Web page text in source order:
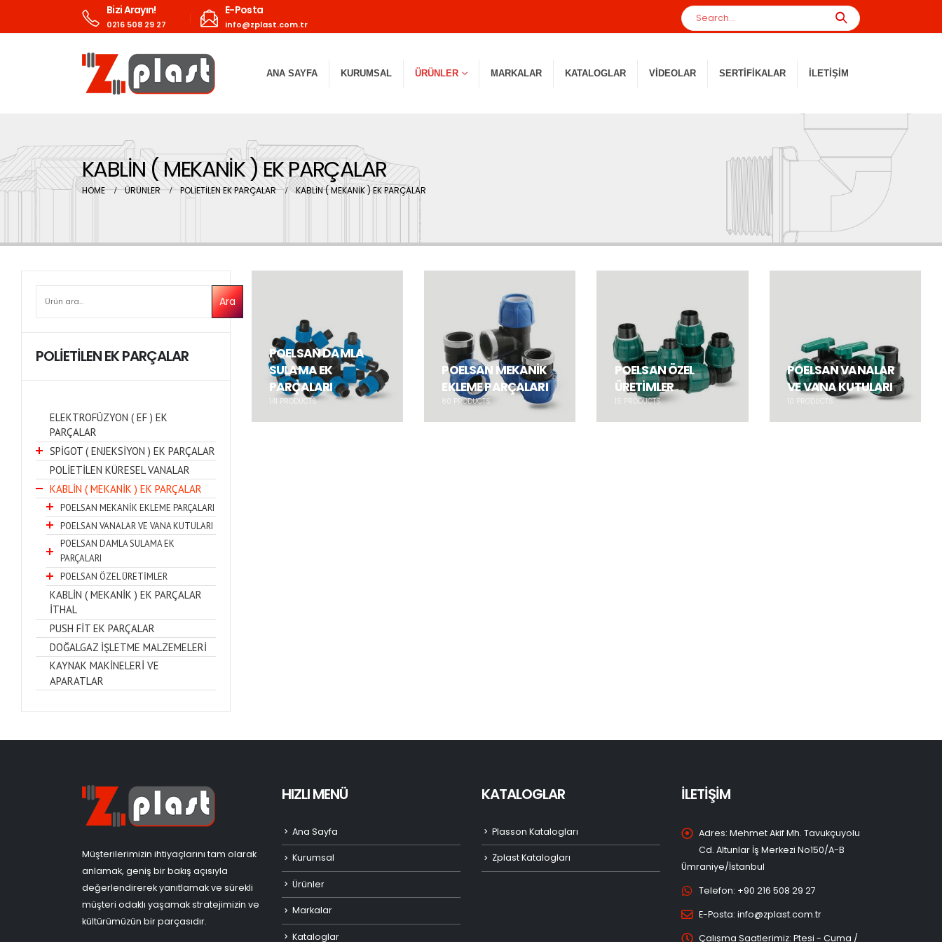
Bizi Arayın!
0216 508 29 27
E-Posta
info@zplast.com.tr
ANA SAYFA KURUMSAL ÜRÜNLER MARKALAR KATALOGLAR VIDEOLAR SERTIFIKALAR İLETIŞIM
KABLİN ( MEKANİK ) EK PARÇALAR
HOME ÜRÜNLER POLİETİLEN EK PARÇALAR KABLİN ( MEKANİK ) EK PARÇALAR
POELSAN DAMLA
SULAMA EK
PARÇALARI
141 PRODUCTS
POELSAN MEKANİK
EKLEME PARÇALARI
80 PRODUCTS
POELSAN ÖZEL
ÜRETİMLER
15 PRODUCTS
POELSAN VANALAR
VE VANA KUTULARI
10 PRODUCTS
Ara
POLİETİLEN EK PARÇALAR
ELEKTROFÜZYON ( EF ) EK
PARÇALAR
SPİGOT ( ENJEKSİYON ) EK PARÇALAR
POLİETİLEN KÜRESEL VANALAR
KABLİN ( MEKANİK ) EK PARÇALAR
POELSAN MEKANİK EKLEME PARÇALARI
POELSAN VANALAR VE VANA KUTULARI
POELSAN DAMLA SULAMA EK
PARÇALARI
POELSAN ÖZEL ÜRETİMLER
KABLİN ( MEKANİK ) EK PARÇALAR
İTHAL
PUSH FİT EK PARÇALAR
DOĞALGAZ İŞLETME MALZEMELERİ
KAYNAK MAKİNELERİ VE
APARATLAR
Müşterilerimizin ihtiyaçlarını tam olarak
anlamak, geniş bir bakış açısıyla
değerlendirerek yanıtlamak ve sürekli
müşteri odaklı yaşamak stratejimizin ve
kültürümüzün bir parçasıdır.
HIZLI MENÜ
Ana Sayfa
Kurumsal
Ürünler
Markalar
Kataloglar
KATALOGLAR
Plasson Katalogları
Zplast Katalogları
İLETİŞİM
Adres: Mehmet Akif Mh. Tavukçuyolu
Cd. Altunlar İş Merkezi No150/A-B
Ümraniye/İstanbul
Telefon: +90 216 508 29 27
E-Posta: info@zplast.com.tr
Çalışma Saatlerimiz: Ptesi - Cuma /